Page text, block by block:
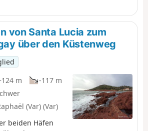
müssen am Zielort Saint-Vallier-de-
bereitstellen.
von Santa Lucia zum
über den Küstenweg
m
-117 m
(Var) (Var)
beiden Häfen